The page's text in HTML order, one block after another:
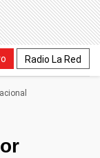
Radio La Red